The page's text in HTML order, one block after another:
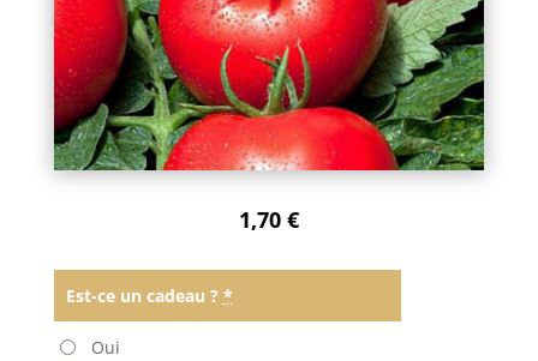
1,70 €
Est-ce un cadeau ? *
Oui